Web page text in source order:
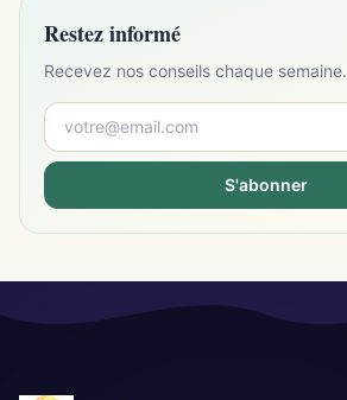
Restez informé
Recevez nos conseils chaque semaine.
S'abonner